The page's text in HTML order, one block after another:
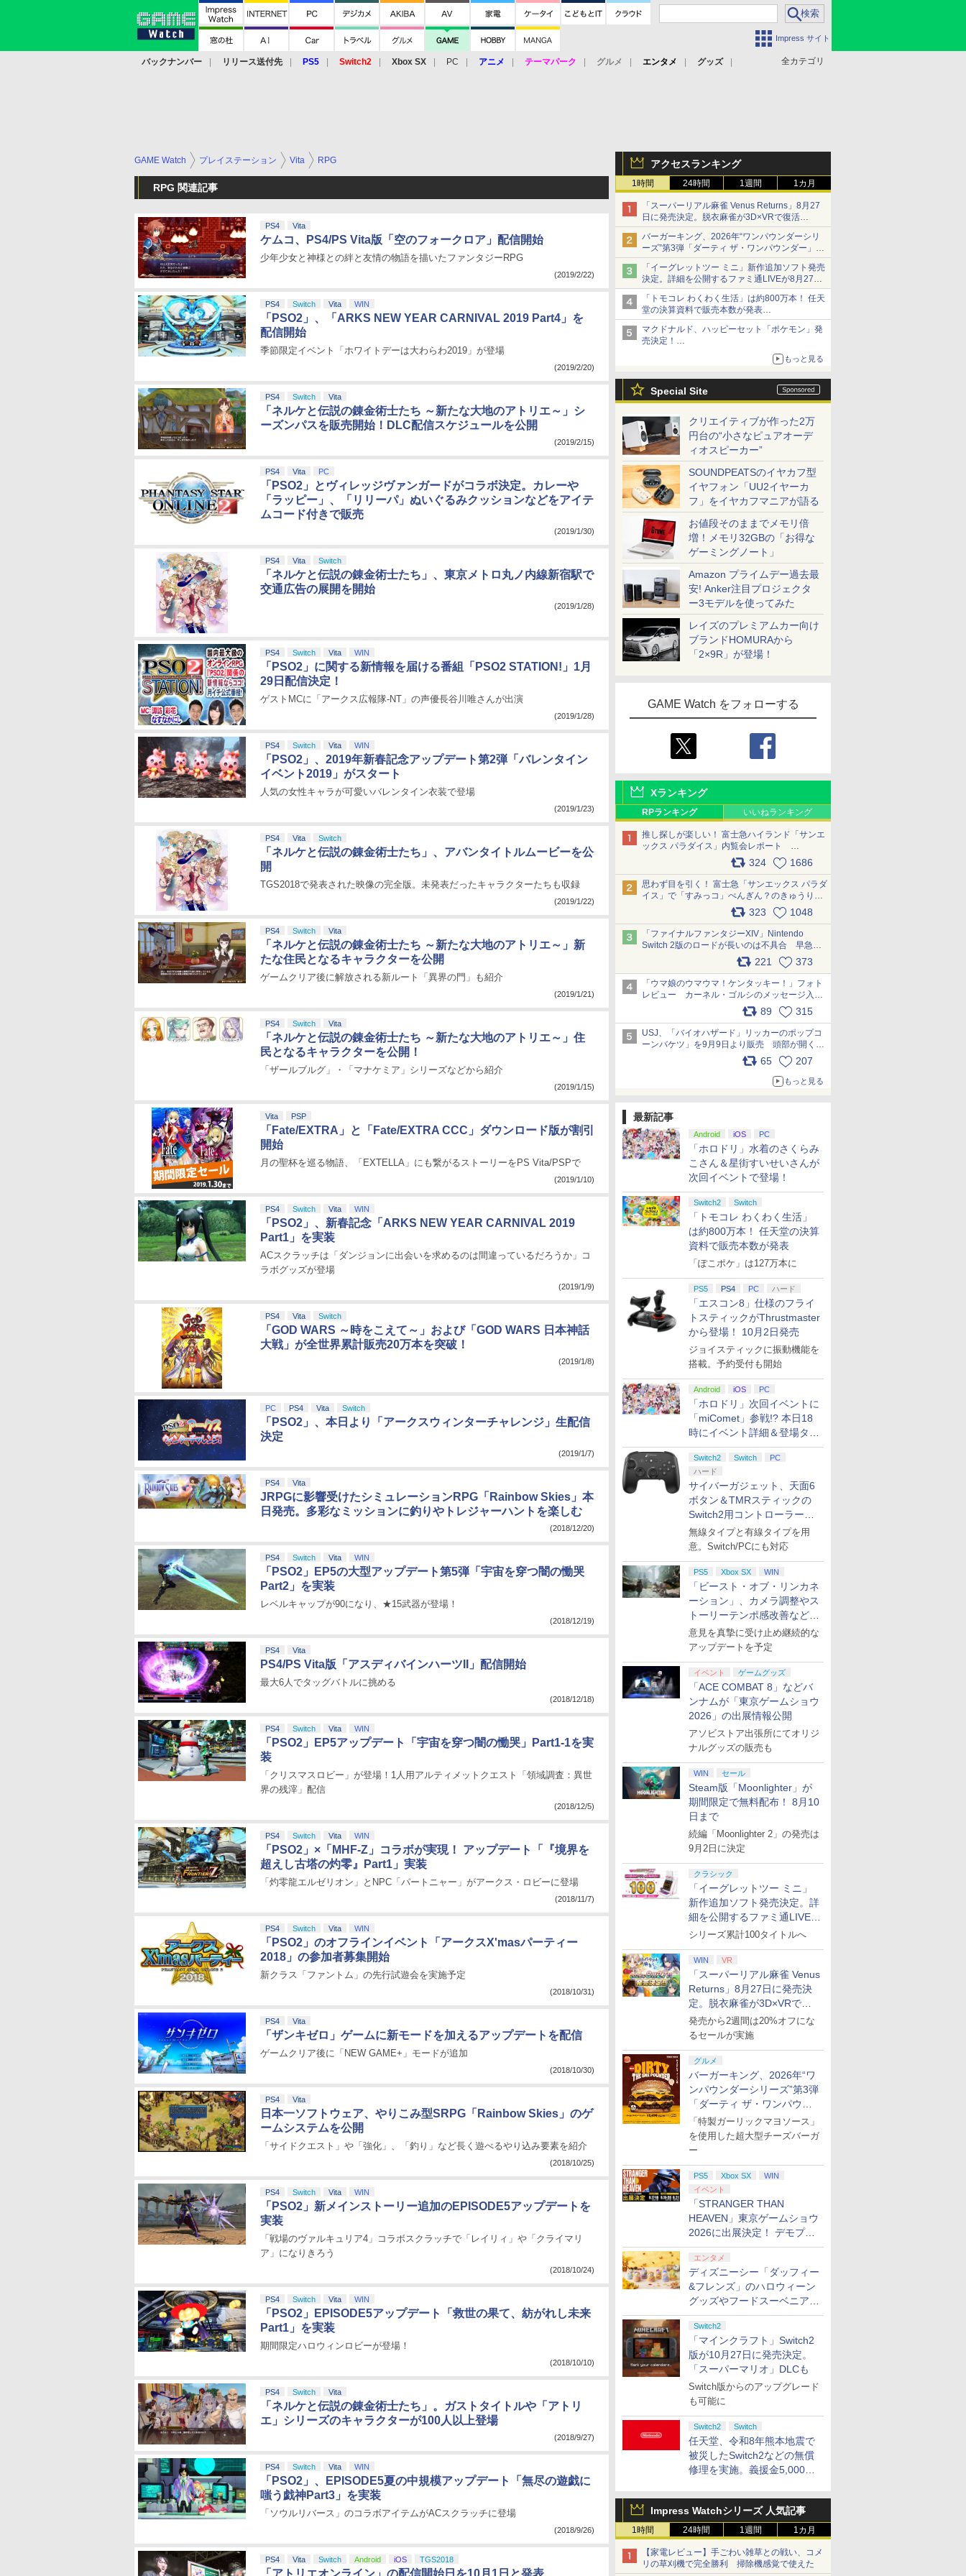
Impress サイト
全カテゴリ
バックナンバー リリース送付先 PS5 Switch2 Xbox SX PC アニメ テーマパーク グルメ エンタメ
グッズ
アクセスランキング
1時間 24時間 1週間 1カ月
「スーパーリアル麻雀 Venus Returns」8月27
日に発売決定。脱衣麻雀が3D×VRで復活
発売から2週間は20%オフになるセールが実施
バーガーキング、2026年“ワンパウンダーシリ
ーズ”第3弾「ダーティ ザ・ワンパウンダー」を
8月7日発売
「特製ガーリックマヨソース」を使用した超大
型チーズバーガー
「イーグレットツー ミニ」新作追加ソフト発売
決定。詳細を公開するファミ通LIVEが8月27日
20時から配信
シリーズ累計100タイトルへ
「トモコレ わくわく生活」は約800万本！ 任天
堂の決算資料で販売本数が発表
「ぽこポケ」は127万本に
マクドナルド、ハッピーセット「ポケモン」発
売決定！
ポケモン30周年記念で30匹が大集合
もっと見る
Special Site
クリエイティブが作った2万
円台の“小さなピュアオーデ
ィオスピーカー”
SOUNDPEATSのイヤカフ型
イヤフォン「UU2イヤーカ
フ」をイヤカフマニアが語る
お値段そのままでメモリ倍
増！メモリ32GBの「お得な
ゲーミングノート」
Amazon プライムデー過去最
安! Anker注目プロジェクタ
ー3モデルを使ってみた
レイズのプレミアムカー向け
ブランドHOMURAから
「2×9R」が登場！
GAME Watch をフォローする
Xランキング
RPランキング いいねランキング
推し探しが楽しい！ 富士急ハイランド「サンエ
ックス パラダイス」内覧会レポート
324 1686
思わず目を引く！ 富士急「サンエックス パラダ
イス」で「すみっコ」ぺんぎん？のきゅうりド
ッグを食べてみた イラストそのままのメニュ
ー化に挑戦。これが意外にもおいしい
pic.x.com/Kgl04hZaeg
323 1048
「ファイナルファンタジーXIV」Nintendo
Switch 2版のロードが長いのは不具合 早急に
アップデートできるよう対応中221 373
「ウマ娘のウマウマ！ケンタッキー！」フォト
レビュー カーネル・ゴルシのメッセージ入り
パッケージや描き下ろしトレカなどが登場
89 315
USJ、「バイオハザード」リッカーのポップコ
ーンバケツ」を9月9日より販売 頭部が開く仕
組み。味は恐怖を堪のう「味噌フレーバー」
65 207
もっと見る
最新記事
Android iOS PC
「ホロドリ」水着のさくらみ
こさん＆星街すいせいさんが
次回イベントで登場！
Switch2 Switch
「トモコレ わくわく生活」
は約800万本！ 任天堂の決算
資料で販売本数が発表
「ぽこポケ」は127万本に
PS5 PS4 PC ハード
「エスコン8」仕様のフライ
トスティックがThrustmaster
から登場！ 10月2日発売
ジョイスティックに振動機能を
搭載。予約受付も開始
Android iOS PC
「ホロドリ」次回イベントに
「miComet」参戦!? 本日18
時にイベント詳細＆登場タレ
ント公開
Switch2 Switch
PC
ハード
サイバーガジェット、天面6
ボタン＆TMRスティックの
Switch2用コントローラーを9
月下旬発売！
無線タイプと有線タイプを用
意。Switch/PCにも対応
PS5 Xbox SX WIN
「ビースト・オブ・リンカネ
ーション」、カメラ調整やス
トーリーテンポ感改善などの
アプデを1週間以内に実施
意見を真摯に受け止め継続的な
アップデートを予定
イベント ゲームグッズ
「ACE COMBAT 8」などバ
ンナムが「東京ゲームショウ
2026」の出展情報公開
アソビストア出張所にてオリジ
ナルグッズの販売も
WIN セール
Steam版「Moonlighter」が
期間限定で無料配布！ 8月10
日まで
続編「Moonlighter 2」の発売は
9月2日に決定
クラシック
「イーグレットツー ミニ」
新作追加ソフト発売決定。詳
細を公開するファミ通LIVEが
8月27日20時から配信
シリーズ累計100タイトルへ
WIN VR
「スーパーリアル麻雀 Venus
Returns」8月27日に発売決
定。脱衣麻雀が3D×VRで復
活
発売から2週間は20%オフにな
るセールが実施
グルメ
バーガーキング、2026年“ワ
ンパウンダーシリーズ”第3弾
「ダーティ ザ・ワンパウン
ダー」を8月7日発売
「特製ガーリックマヨソース」
を使用した超大型チーズバーガ
ー
PS5 Xbox SX
WIN
イベント
「STRANGER THAN
HEAVEN」東京ゲームショウ
2026に出展決定！ デモプレ
イや体験型展示も
エンタメ
ディズニーシー「ダッフィー
&フレンズ」のハロウィーン
グッズやフードスーベニアが
8月25日より発売
Switch2
「マインクラフト」Switch2
版が10月27日に発売決定。
「スーパーマリオ」DLCも
Switch版からのアップグレード
も可能に
Switch2 Switch
任天堂、令和8年熊本地震で
被災したSwitch2などの無償
修理を実施。義援金5,000万
Impress Watchシリーズ 人気記事
1時間 24時間 1週間 1カ月
【家電レビュー】手ごわい雑草との戦い、コメ
リの草刈機で完全勝利 掃除機感覚で使えた
GAME Watch プレイステーション Vita RPG
RPG 関連記事
PS4 Vita
ケムコ、PS4/PS Vita版「空のフォークロア」配信開始
少年少女と神様との絆と友情の物語を描いたファンタジーRPG
(2019/2/22)
PS4 Switch Vita WIN
「PSO2」、「ARKS NEW YEAR CARNIVAL 2019 Part4」を
配信開始
季節限定イベント「ホワイトデーは大わらわ2019」が登場
(2019/2/20)
PS4 Switch Vita
「ネルケと伝説の錬金術士たち ～新たな大地のアトリエ～」シ
ーズンパスを販売開始！DLC配信スケジュールを公開
(2019/2/15)
PS4 Vita PC
「PSO2」とヴィレッジヴァンガードがコラボ決定。カレーや
「ラッピー」、「リリーパ」ぬいぐるみクッションなどをアイテ
ムコード付きで販売
(2019/1/30)
PS4 Vita Switch
「ネルケと伝説の錬金術士たち」、東京メトロ丸ノ内線新宿駅で
交通広告の展開を開始
(2019/1/28)
PS4 Switch Vita WIN
「PSO2」に関する新情報を届ける番組「PSO2 STATION!」1月
29日配信決定！
ゲストMCに「アークス広報隊-NT」の声優長谷川唯さんが出演
(2019/1/28)
PS4 Switch Vita WIN
「PSO2」、2019年新春記念アップデート第2弾「バレンタイン
イベント2019」がスタート
人気の女性キャラが可愛いバレンタイン衣装で登場
(2019/1/23)
PS4 Vita Switch
「ネルケと伝説の錬金術士たち」、アバンタイトルムービーを公
開
TGS2018で発表された映像の完全版。未発表だったキャラクターたちも収録
(2019/1/22)
PS4 Switch Vita
「ネルケと伝説の錬金術士たち ～新たな大地のアトリエ～」新
たな住民となるキャラクターを公開
ゲームクリア後に解放される新ルート「異界の門」も紹介
(2019/1/21)
PS4 Switch Vita
「ネルケと伝説の錬金術士たち ～新たな大地のアトリエ～」住
民となるキャラクターを公開！
「ザールブルグ」・「マナケミア」シリーズなどから紹介
(2019/1/15)
Vita PSP
「Fate/EXTRA」と「Fate/EXTRA CCC」ダウンロード版が割引
開始
月の聖杯を巡る物語、「EXTELLA」にも繋がるストーリーをPS Vita/PSPで
(2019/1/10)
PS4 Switch Vita WIN
「PSO2」、新春記念「ARKS NEW YEAR CARNIVAL 2019
Part1」を実装
ACスクラッチは「ダンジョンに出会いを求めるのは間違っているだろうか」コ
ラボグッズが登場
(2019/1/9)
PS4 Vita Switch
「GOD WARS ～時をこえて～」および「GOD WARS 日本神話
大戦」が全世界累計販売20万本を突破！
(2019/1/8)
PC PS4 Vita Switch
「PSO2」、本日より「アークスウィンターチャレンジ」生配信
決定
(2019/1/7)
PS4 Vita
JRPGに影響受けたシミュレーションRPG「Rainbow Skies」本
日発売。多彩なミッションに釣りやトレジャーハントを楽しむ
(2018/12/20)
PS4 Switch Vita WIN
「PSO2」EP5の大型アップデート第5弾「宇宙を穿つ闇の慟哭
Part2」を実装
レベルキャップが90になり、★15武器が登場！
(2018/12/19)
PS4 Vita
PS4/PS Vita版「アスディバインハーツII」配信開始
最大6人でタッグバトルに挑める
(2018/12/18)
PS4 Switch Vita WIN
「PSO2」EP5アップデート「宇宙を穿つ闇の慟哭」Part1-1を実
装
「クリスマスロビー」が登場！1人用アルティメットクエスト「領域調査：異世
界の残滓」配信
(2018/12/5)
PS4 Switch Vita WIN
「PSO2」×「MHF-Z」コラボが実現！ アップデート「『境界を
超えし古塔の灼零』Part1」実装
「灼零龍エルゼリオン」とNPC「パートニャー」がアークス・ロビーに登場
(2018/11/7)
PS4 Switch Vita WIN
「PSO2」のオフラインイベント「アークスX'masパーティー
2018」の参加者募集開始
新クラス「ファントム」の先行試遊会を実施予定
(2018/10/31)
PS4 Vita
「ザンキゼロ」ゲームに新モードを加えるアップデートを配信
ゲームクリア後に「NEW GAME+」モードが追加
(2018/10/30)
PS4 Vita
日本一ソフトウェア、やりこみ型SRPG「Rainbow Skies」のゲ
ームシステムを公開
「サイドクエスト」や「強化」、「釣り」など長く遊べるやり込み要素を紹介
(2018/10/25)
PS4 Switch Vita WIN
「PSO2」新メインストーリー追加のEPISODE5アップデートを
実装
「戦場のヴァルキュリア4」コラボスクラッチで「レイリィ」や「クライマリ
ア」になりきろう
(2018/10/24)
PS4 Switch Vita WIN
「PSO2」EPISODE5アップデート「救世の果て、紡がれし未来
Part1」を実装
期間限定ハロウィンロビーが登場！
(2018/10/10)
PS4 Switch Vita
「ネルケと伝説の錬金術士たち」。ガストタイトルや「アトリ
エ」シリーズのキャラクターが100人以上登場
(2018/9/27)
PS4 Switch Vita WIN
「PSO2」、EPISODE5夏の中規模アップデート「無尽の遊戯に
嗤う戯神Part3」を実装
「ソウルリバース」のコラボアイテムがACスクラッチに登場
(2018/9/26)
PS4 Vita Switch Android iOS TGS2018
「アトリエオンライン」の配信開始日を10月1日と発表